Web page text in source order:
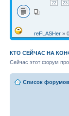
22
23
reFLASHer »
КТО СЕЙЧАС НА
Сейчас этот форум
Список форумов